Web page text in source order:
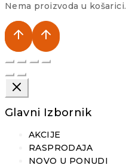
Nema proizvoda u košarici.
Glavni Izbornik
AKCIJE
RASPRODAJA
NOVO U PONUDI